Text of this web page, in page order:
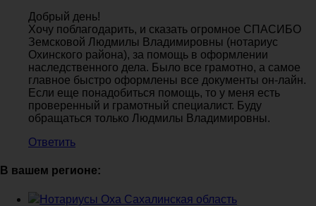
Добрый день!
Хочу поблагодарить, и сказать огромное СПАСИБО
Земсковой Людмилы Владимировны (нотариус
Охинского района), за помощь в оформлении
наследственного дела. Было все грамотно, а самое
главное быстро оформлены все документы он-лайн.
Если еще понадобиться помощь, то у меня есть
проверенный и грамотный специалист. Буду
обращаться только Людмилы Владимировны.
Ответить
В вашем регионе:
Нотариусы Оха Сахалинская область